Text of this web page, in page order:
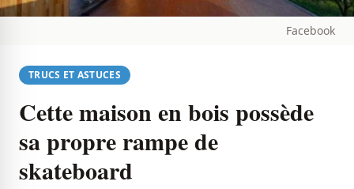
Facebook
TRUCS ET ASTUCES
Cette maison en bois possède
sa propre rampe de
skateboard